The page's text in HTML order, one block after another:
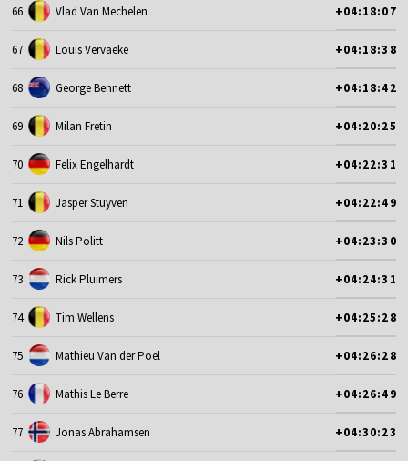
66 Vlad Van Mechelen +04:18:07
67 Louis Vervaeke +04:18:38
68 George Bennett +04:18:42
69 Milan Fretin +04:20:25
70 Felix Engelhardt +04:22:31
71 Jasper Stuyven +04:22:49
72 Nils Politt +04:23:30
73 Rick Pluimers +04:24:31
74 Tim Wellens +04:25:28
75 Mathieu Van der Poel +04:26:28
76 Mathis Le Berre +04:26:49
77 Jonas Abrahamsen +04:30:23